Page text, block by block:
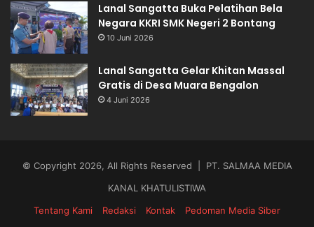
Lanal Sangatta Buka Pelatihan Bela
Negara KKRI SMK Negeri 2 Bontang
10 Juni 2026
Lanal Sangatta Gelar Khitan Massal
Gratis di Desa Muara Bengalon
4 Juni 2026
© Copyright 2026, All Rights Reserved | PT. SALMAA MEDIA
KANAL KHATULISTIWA
Tentang Kami
Redaksi Kontak Pedoman Media Siber